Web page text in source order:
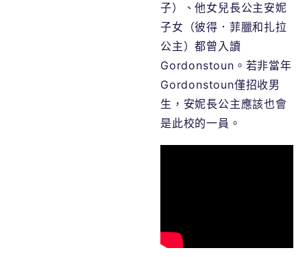
子）、他女兒長公主安妮
子女（彼得．菲臘和扎拉
公主）都曾入讀
Gordonstoun。若非當年
Gordonstoun僅招收男
生，安妮長公主應該也會
是此校的一員。